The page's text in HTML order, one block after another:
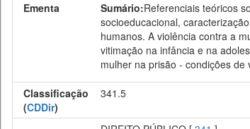
Ementa
Sumário:Referenciais teóricos
socioeducacional,
humanos. A violência contra a
vitimação na infância e na
mulher na prisão - condições de
Classificação
(CDDir)
341.5